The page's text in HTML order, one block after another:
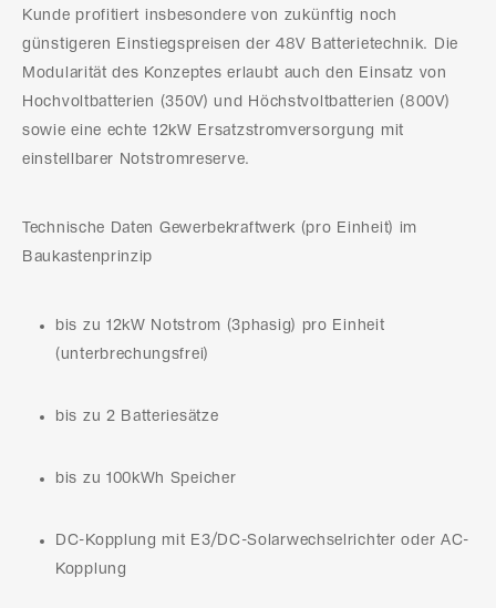
Kunde profitiert insbesondere von zukünftig noch
günstigeren Einstiegspreisen der 48V Batterietechnik. Die
Modularität des Konzeptes erlaubt auch den Einsatz von
Hochvoltbatterien (350V) und Höchstvoltbatterien (800V)
sowie eine echte 12kW Ersatzstromversorgung mit
einstellbarer Notstromreserve.
Technische Daten Gewerbekraftwerk (pro Einheit) im
Baukastenprinzip
bis zu 12kW Notstrom (3phasig) pro Einheit
(unterbrechungsfrei)
bis zu 2 Batteriesätze
bis zu 100kWh Speicher
DC-Kopplung mit E3/DC-Solarwechselrichter oder AC-
Kopplung